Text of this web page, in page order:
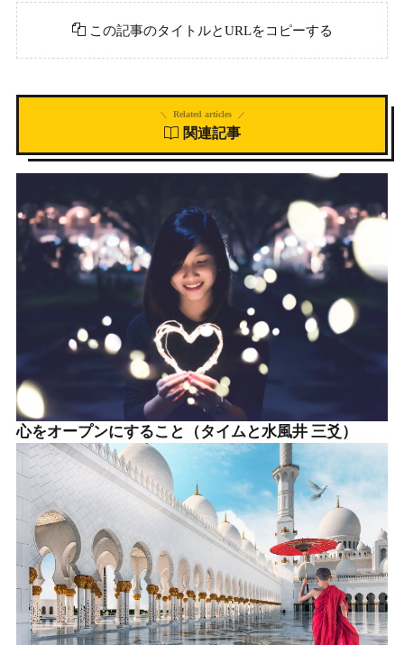
この記事のタイトルとURLをコピーする
関連記事
Related articles
心をオープンにすること（タイムと水風井 三爻）